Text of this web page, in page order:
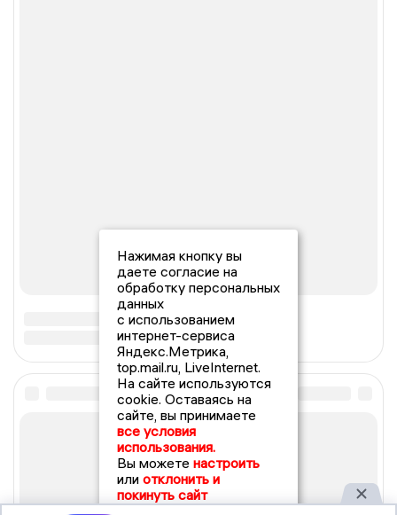
Нажимая кнопку вы
даете согласие на
обработку персональных
данных
с использованием
интернет-сервиса
Яндекс.Метрика,
top.mail.ru, LiveInternet.
На сайте используются
cookie. Оставаясь на
сайте, вы принимаете
все условия
использования.
Вы можете настроить
или отклонить и
покинуть сайт